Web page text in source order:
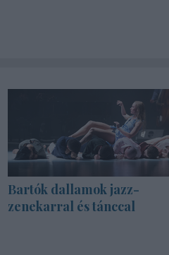
Bartók dallamok jazz-
zenekarral és tánccal